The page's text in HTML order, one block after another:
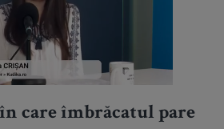
care îmbrăcatul pare